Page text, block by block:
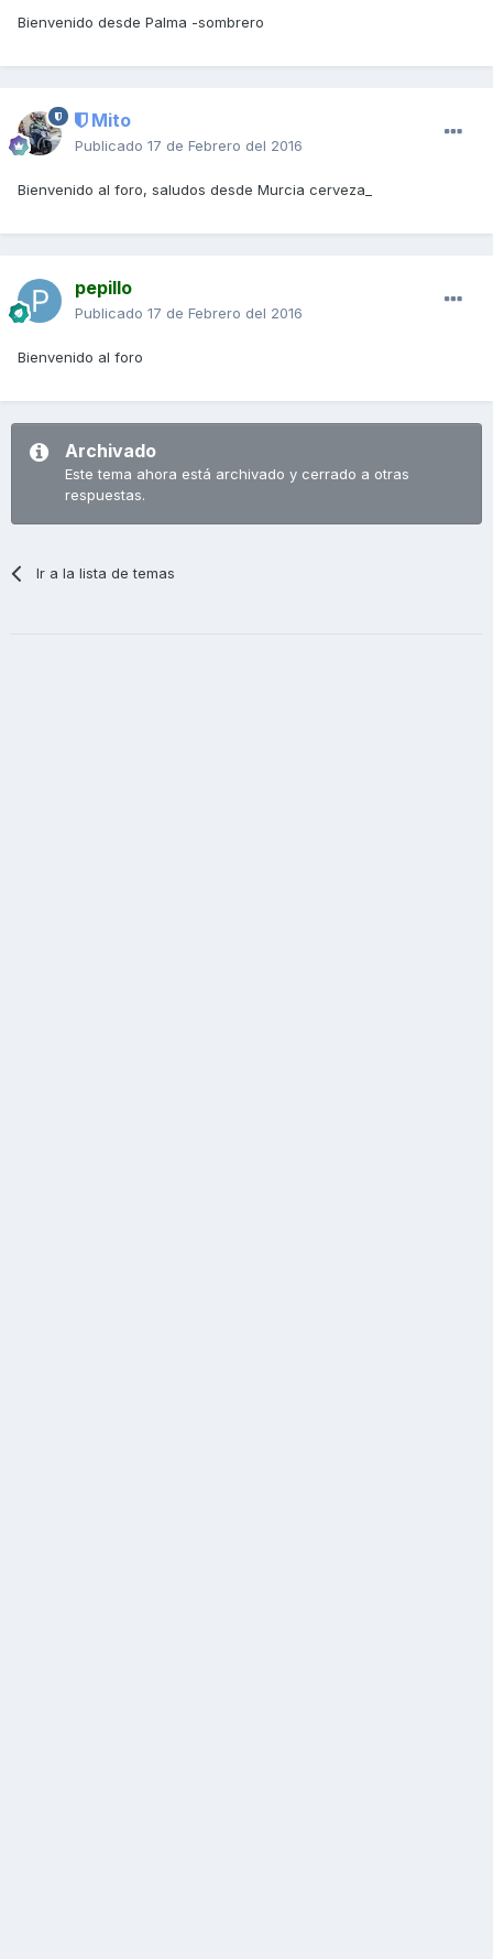
Bienvenido desde Palma -sombrero
Mito
Publicado 17 de Febrero del 2016
Bienvenido al foro, saludos desde Murcia cerveza_
pepillo
Publicado 17 de Febrero del 2016
Bienvenido al foro
Archivado
Este tema ahora está archivado y cerrado a otras
respuestas.
Ir a la lista de temas